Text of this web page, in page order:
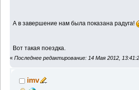
А в завершение нам была показана радуга!
Вот такая поездка.
« Последнее редактирование: 14 Мая 2012,
imv